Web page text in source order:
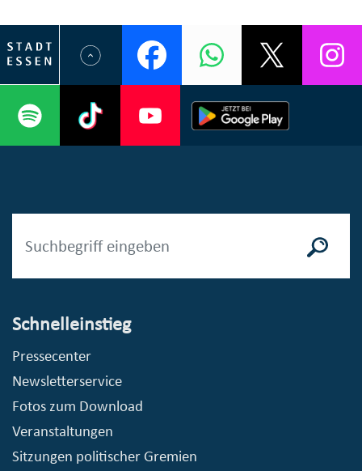
Schnelleinstieg
Pressecenter
Newsletterservice
Fotos zum Download
Veranstaltungen
Sitzungen politischer Gremien